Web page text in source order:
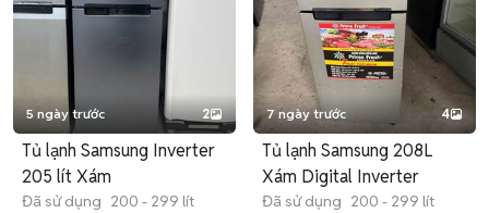
5 ngày trước 2
Tủ lạnh Samsung Inverter
205 lít Xám
Đã sử dụng 200 - 299 lít
7 ngày trước 4
Tủ lạnh Samsung 208L
Xám Digital Inverter
Đã sử dụng 200 - 299 lít